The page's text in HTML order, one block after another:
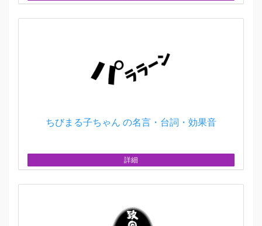
ちびまる子ちゃん の名言・台詞・効果音
詳細